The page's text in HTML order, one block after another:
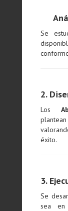
Se
2.
Los
éxito.
3.
Se
sea en